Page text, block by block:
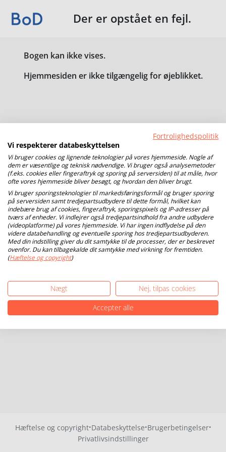
Der er opstået en fejl.
Bogen kan ikke vises.
Hjemmesiden er ikke tilgængelig for øjeblikket.
Hæftelse og copyright·Databeskyttelse·Brugerbetingelser·
Privatlivsindstillinger
Fortrolighedspolitik
Vi respekterer databeskyttelsen
Vi bruger cookies og lignende teknologier på vores hjemmeside. Nogle af
dem er væsentlige og teknisk nødvendige. Vi bruger også analysemetoder
(f.eks. cookies eller fingeraftryk og sporing på serversiden) til at måle, hvor
ofte vores hjemmeside bliver besøgt, og hvordan den bliver brugt.
Vi bruger sporingsteknologier til markedsføringsformål og bruger sporing
på serversiden samt tredjepartsudbydere til dette formål, hvilket kan
indebære brug af cookies, fingeraftryk, sporingspixels og IP-adresser på
tværs af enheder. Vi indlejrer også tredjepartsindhold fra andre udbydere
(videoplatforme) på vores hjemmeside. Vi har ingen indflydelse på den
videre databehandling og eventuelle sporing hos tredjepartsudbyderen.
Med din indstilling giver du dit samtykke til de processer, der er beskrevet
ovenfor. Du kan tilbagekalde dit samtykke med virkning for fremtiden.
(Hæftelse og copyright)
Nægt
Nej, tilpas cookies
Accepter alle